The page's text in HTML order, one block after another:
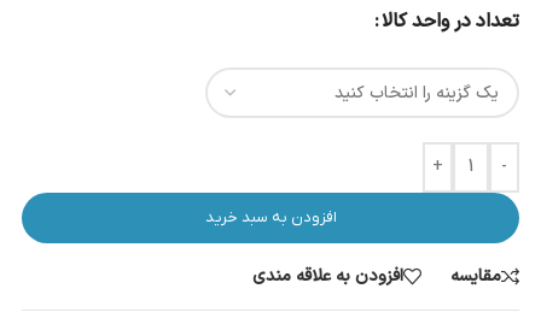
تعداد در واحد کالا
-
+
افزودن به سبد خرید
مقایسه افزودن به علاقه مندی